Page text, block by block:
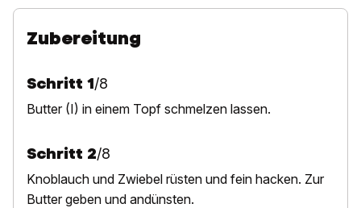
Zubereitung
Schritt 1/8
Butter (I) in einem Topf schmelzen lassen.
Schritt 2/8
Knoblauch und Zwiebel rüsten und fein hacken. Zur
Butter geben und andünsten.